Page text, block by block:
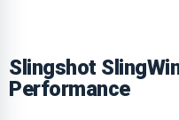
Slingshot
Performance